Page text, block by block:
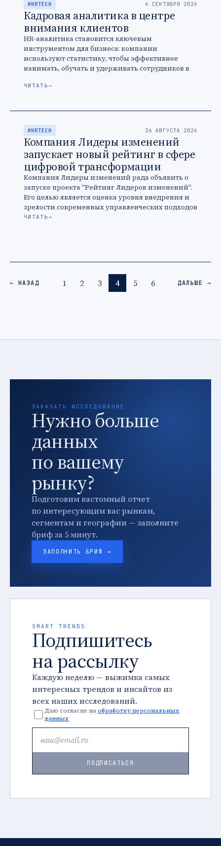
#HRTECH 4 СЕНТЯБРЯ 2024
Кадровая аналитика в центре
внимания клиентов
HR-аналитика становится ключевым
инструментом для бизнеса: компании
используют статистику, чтобы эффективнее
нанимать, обучать и удерживать сотрудников в
аналитические модули — важная составляющая
ЧИТАТЬ→
#HRTECH 26 АВГУСТА 2024
Компания Лидеры изменений
запускает новый рейтинг в сфере
цифровой трансформации
Компания Лидеры изменений рада объявить о
запуске проекта "Рейтинг Лидеров изменений".
Его целью является оценка уровня внедрения и
зрелости современных управленческих подходов
в российских компаниях.&nbsp;О
ЧИТАТЬ→
← НАЗАД 1 2 3 4 5 6 ДАЛЬШЕ →
ЗАКАЗАТЬ ИССЛЕДОВАНИЕ
Нужно больше
данных
по вашему
рынку?
Подготовим кастомный отчет
по интересующим вас рынкам,
сегментам и географии — заполните
бриф за 5 минут.
ЗАПОЛНИТЬ БРИФ →
SMART TRENDS
Подпишитесь
на рассылку
Каждую неделю — выжимка самых
интересных трендов и инсайтов из
всех наших исследований.
Даю согласие наобработку персональных
данных
ПОДПИСАТЬСЯ